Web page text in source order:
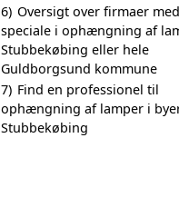
6) Oversigt over firmaer med
speciale i ophængning af
Stubbekøbing eller hele
Guldborgsund kommune
7) Find en professionel til
ophængning af lamper i
Stubbekøbing